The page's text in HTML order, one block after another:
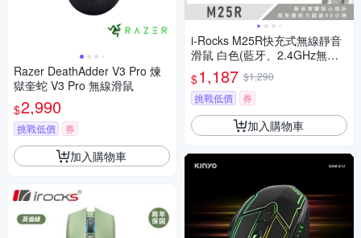
Razer DeathAdder V3 Pro 煉
獄奎蛇 V3 Pro 無線滑鼠
$2,990
挑戰低價 券
加入購物車
i-Rocks M25R快充式無線靜音
滑鼠 白色(藍牙、2.4GHz無線
雙模)
$1,187 $1,290
挑戰低價
券
加入購物車